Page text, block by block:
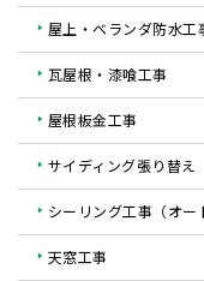
屋上・ベランダ防水工
瓦屋根・漆喰工事
屋根板金工事
サイディング張り替え
シーリング工事（オー
天窓工事